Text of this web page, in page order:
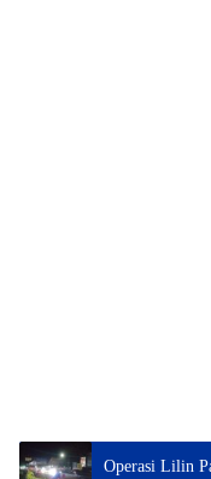
Operasi Lilin